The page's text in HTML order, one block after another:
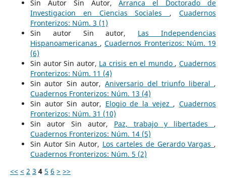
Sin Autor Sin Autor,Arranca el Doctorado de
Investigacion en Ciencias Sociales ,Cuadernos
Fronterizos: Núm. 3 (1)
Sin autor Sin autor, Las Independencias
Hispanoamericanas ,Cuadernos Fronterizos: Núm. 19
(6)
Sin autor Sin autor, La crisis en el mundo ,Cuadernos
Fronterizos: Núm. 11 (4)
Sin autor Sin autor, Aniversario del triunfo liberal ,
Cuadernos Fronterizos: Núm. 13 (4)
Sin autor Sin autor, Elogio de la vejez ,Cuadernos
Fronterizos: Núm. 31 (10)
Sin autor Sin autor, Paz, trabajo y libertades ,
Cuadernos Fronterizos: Núm. 14 (5)
Sin Autor Sin Autor, Los carteles de Gerardo Vargas ,
Cuadernos Fronterizos: Núm. 5 (2)
<< < 2 3 4 5 6 > >>